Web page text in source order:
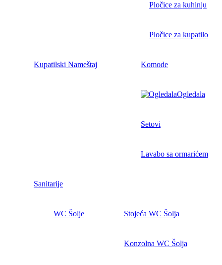
Pločice za kuhinju
Pločice za kupatilo
Kupatilski Nameštaj Komode
Ogledala
Setovi
Lavabo sa ormarićem
Sanitarije
WC Šolje Stojeća WC Šolja
Konzolna WC Šolja